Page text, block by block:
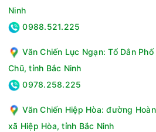
Ninh
0988.521.225
Văn Chiến Lục Ngạn: Tổ Dân
Chũ, tỉnh Bắc Ninh
0978.258.225
Văn Chiến Hiệp Hòa: đường
xã Hiệp Hòa, tỉnh Bắc Ninh